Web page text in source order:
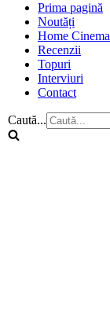
Prima pagină
Noutăți
Home Cinema
Recenzii
Topuri
Interviuri
Contact
Caută...